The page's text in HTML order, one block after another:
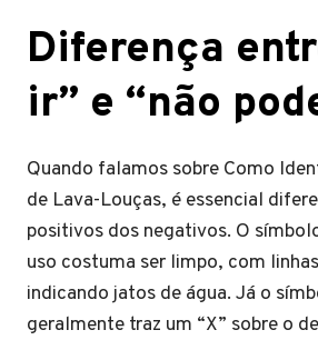
Diferença
ir” e “não
Quando falamos sobre Como
de Lava-Louças, é essencial
positivos dos negativos. O
uso costuma ser limpo, com
indicando jatos de água. Já o
geralmente traz um “X” sobre o